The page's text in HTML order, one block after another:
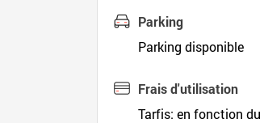
Parking
Parking disponible
Frais d'utilisation
Tarfis: en fonction du